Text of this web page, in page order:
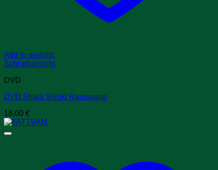
Add to wishlist
Schnellansicht
DVD
DVD Shata Shloki Ramayana
18,00 €